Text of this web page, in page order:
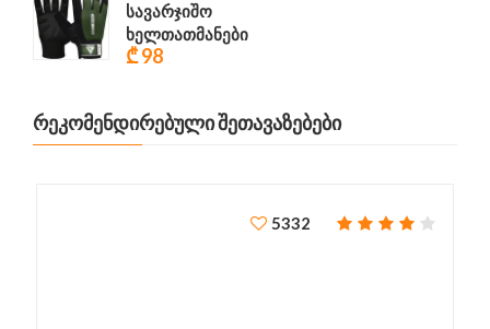
სავარჯიშო
ხელთათმანები
₾ 98
ᲠᲔᲙᲝᲛᲔᲜᲓᲘᲠᲔᲑᲣᲚᲘ ᲨᲔᲗᲐᲕᲐᲖᲔᲑᲔᲑᲘ
5332